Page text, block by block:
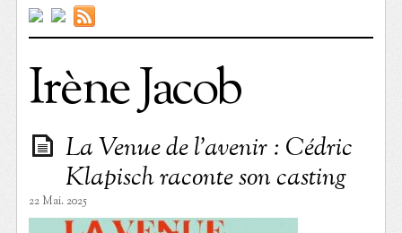
Irène Jacob
La Venue de l’avenir : Cédric
Klapisch raconte son casting
22 Mai. 2025